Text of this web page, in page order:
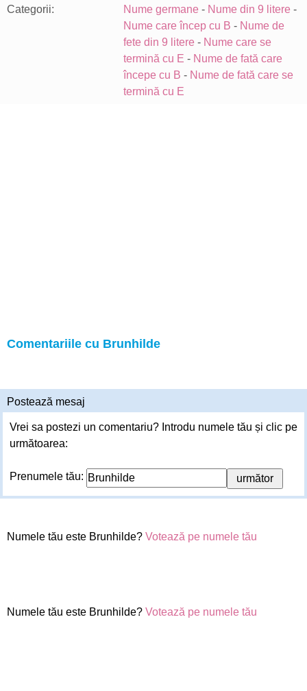
Categorii: Nume germane - Nume din 9 litere -
Nume care încep cu B - Nume de
fete din 9 litere - Nume care se
termină cu E - Nume de fată care
începe cu B - Nume de fată care se
termină cu E
Comentariile cu Brunhilde
Postează mesaj
Vrei sa postezi un comentariu? Introdu numele tău și clic pe
următoarea:
Prenumele tău:
Numele tău este Brunhilde? Votează pe numele tău
Numele tău este Brunhilde? Votează pe numele tău